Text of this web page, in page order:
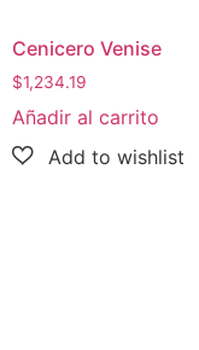
Cenicero Venise
$1,234.19
Añadir al carrito